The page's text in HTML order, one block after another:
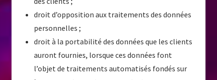
droit d’opposition aux traitements des données
personnelles ;
droit à la portabilité des données que les clients
auront fournies, lorsque ces données font
l’objet de traitements automatisés fondés sur